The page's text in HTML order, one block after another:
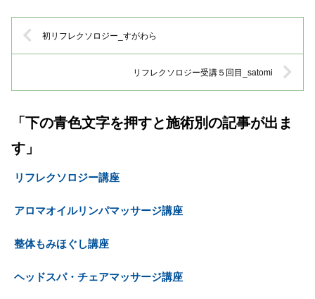
初リフレクソロジー_すがわら
リフレクソロジー受講５回目_satomi
「下の青色文字を押すと施術別の記事が出ま
す」
リフレクソロジー講座
アロマオイルリンパマッサージ講座
整体もみほぐし講座
ヘッドスパ・チェアマッサージ講座